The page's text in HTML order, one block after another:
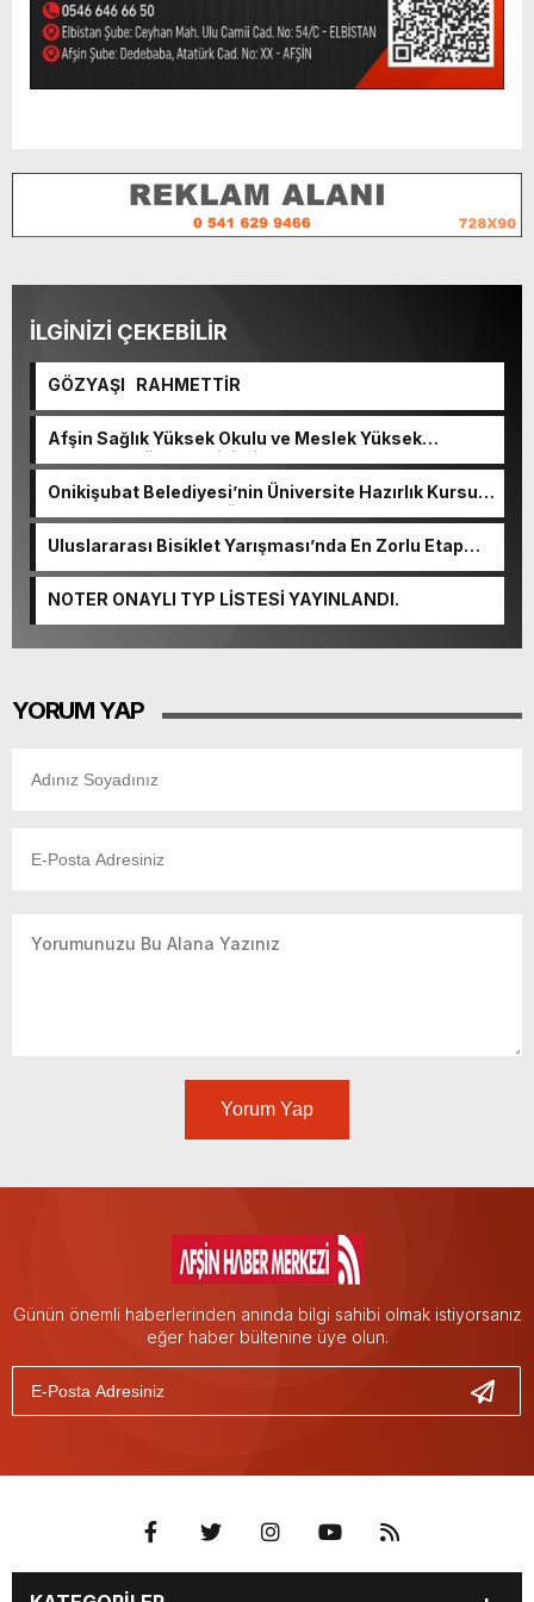
İLGİNİZİ ÇEKEBİLİR
GÖZYAŞI RAHMETTİR
Afşin Sağlık Yüksek Okulu ve Meslek Yüksek
Okulunda görev değişimi!
Onikişubat Belediyesi’nin Üniversite Hazırlık Kursu
başvurularında son gün 7 Ağustos.
Uluslararası Bisiklet Yarışması’nda En Zorlu Etap
Tamamlandı.
NOTER ONAYLI TYP LİSTESİ YAYINLANDI.
YORUM YAP
Yorum Yap
Günün önemli haberlerinden anında bilgi sahibi olmak istiyorsanız
eğer haber bültenine üye olun.